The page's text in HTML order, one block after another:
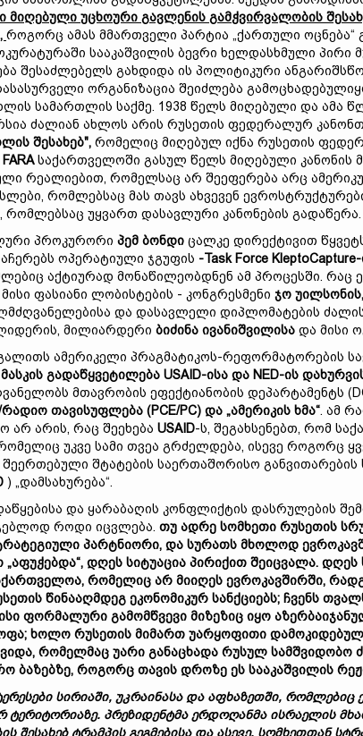
მიღებული უცხოური გავლენის გამჭვირვალობის
, როგორც ამას მმართველი პარტია „ქართული
სააკაშვილის ბევრი ხელდასხმული პირი
შესაძლებელს გახდიდა ის პოლიტიკური
ორგანიზაცია შეიძლება
სამართლის საქმე. 1938 წელს მიღებული და ამა
ძალიან ახლოს არის რუსეთის ფედერალურ
შესახებ", რომელიც მიღებულ იქნა რუსეთის
FARAსაქართველოში გასულ წელს მიღებული კანონის
რეალიებით, რომელსაც არ შეეფერება არც
რომლებსაც მას თავს ახვევენ
უყვართ დასავლური კანონების გადაწერა.
პროკურორი პემ ბონდი ცალკე დირექტივით
აჩერებს ოპერატიული ჯგუფის -Task Force
აქტიურად მონაწილეობდნენ ამ პროცესში. რაც
ფასიანი ლობისტების - კონგრესმენი ჯო უილსონის,
და დასავლელი დიპლომატების
მილიარდერი ბიძინა ივანიშვილისა და მისი
ამერიკელი პრაგმატიკოს-რეფორმატორების
გადაწყვეტილება USAID-ისა და NED-ის
მთავრობის ეფექტიანობის დეპარტამენტს
თავისუფლება (PCE/PC) და „ამერიკის ხმა“. ამ
არ არის, რაც შეეხება USAID-ს, შეგახსენებთ, რომ
უკვე სამი თვეა გრძელდება, ისევე როგორც
შტატების საერთაშორისო განვითარების
) „დამსახურება“.
და ყარაბაღის კონფლიქტის დასრულების
როდი იცვლება. თუ ადრე სომხეთი რუსეთის
პარტნიორი, და სურათს მხოლოდ
დღეს სიტუაცია პირიქით შეიცვალა. დღეს
რომელიც არ მიიღეს ევროკავშირში,
წინააღმდეგ ეკონომიკურ სანქციებს; ჩვენს
ფორმალური გამომწვევი მიზეზიც იყო
ა; ხოლო რუსეთის მიმართ უარყოფითი
, რომელმაც უარი განაცხადა რუსულ სამშვიდობო
ბაზებზე, როგორც თავის დროზე ეს სააკაშვილის
სირიაში, უკრაინასა და აფხაზეთში, რომლებიც
ტერიტორიაზე. პრეზიდენტმა ერდოღანმა ისრაელის
შესახებ ტრამპის გეგმებისა და ასევე, სომხეთთან